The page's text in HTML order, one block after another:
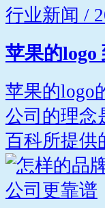
行业新闻 /
苹果的
苹果的logo
公司的理念
百科所提供